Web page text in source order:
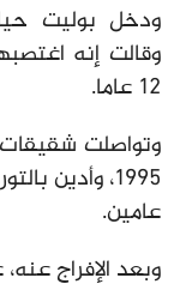
وقالت إنه
12 عاما.
وتواصلت
1995، وأدين
عامين.
وبعد الإفراج